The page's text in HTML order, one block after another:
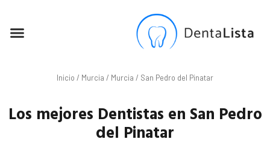
Inicio / Murcia / Murcia / San Pedro del Pinatar
Los mejores Dentistas en San Pedro
del Pinatar